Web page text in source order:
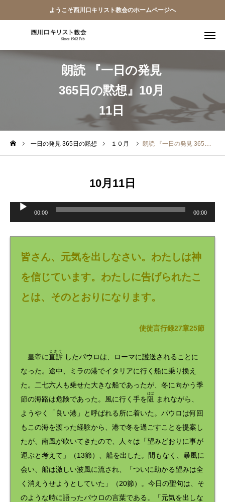
ようこそ西川口キリスト教会のホームページへ
朗読 『一日の発見
365日の黙想』10月
11日
一日の発見 365日の黙想 １０月 朗読 『一日の発見 365日の黙想』10月11日
10月11日
00:00 00:00
皆さん、元気を出しなさい。わたしは神
を信じています。わたしに告げられたこ
とは、そのとおりになります。
使徒言行録27章25節
皇帝に直訴
じきそ
したパウロは、ローマに護送されることに
なった。途中、ミラの港でイタリアに行く船に乗り換え
た。二七六人も乗せた大きな船であったが、冬に向かう季
節の海路は危険であった。風に行く手を阻
はば
まれながら、
ようやく「良い港」と呼ばれる所に着いた。パウロは何回
もこの海を渡った経験から、港で冬を過ごすことを提案し
たが、南風が吹いてきたので、人々は「望みどおりに事が
運ぶと考えて」（13節）、船を出した。間もなく、暴風に
会い、船は激しい波風に流され、「ついに助かる望みは全
く消えうせようとしていた」（20節）。今日の聖句は、そ
のような時に語ったパウロの言葉である。「元気を出しな
教会員ページ
ようこそ桜並木の教会へ
西川口キリスト教会 信仰告白